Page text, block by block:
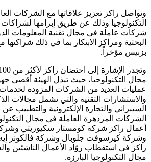
وتواصل راكز تعزيز علاقاتها مع الشركات
التكنولوجيا وذلك عن طريق إبرامها لشراكات
شركات عاملة في مجال تقنية المعلومات
البحثية ومراكز الابتكار بما في ذلك شراكتها
بزنيس مؤخراً.
مجال التكنولوجيا، حيث تبذل الهيئة أقصى
عمليات العديد من الشركات المزودة لخدمات
والاستشارات التقنية والتي تشمل مجالات
السيبراني والتجارة الإلكترونية والتطبيب
الشركات المزدهرة العاملة في مجال
أعمال راكز شركة كومستار سكيوريتي وشركة
وشركة كيرسوفت جلوبال وشركة فالكونز إيه
راكز في استقطاب روّاد الأعمال الناشئين
مجال التكنولوجيا البارزة.